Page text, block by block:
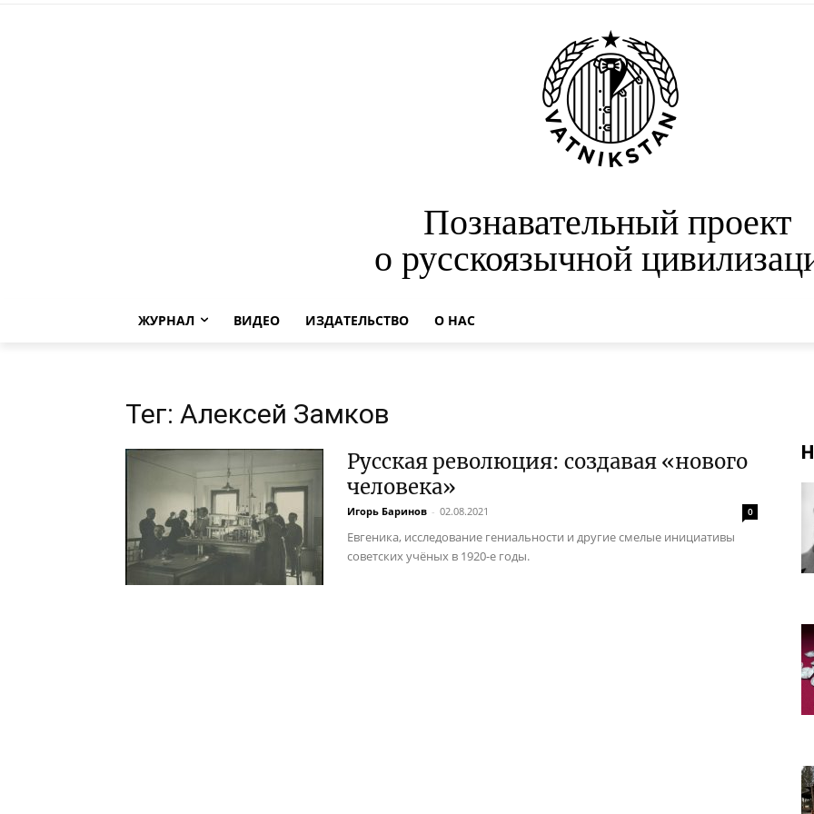
Познавательный проект
о русскоязычной
ЖУРНАЛ ВИДЕО ИЗДАТЕЛЬСТВО О НАС
Тег: Алексей Замков
Русская революция: создавая «нового
человека»
Игорь Баринов - 02.08.2021 0
Евгеника, исследование гениальности и другие смелые инициативы
советских учёных в 1920-е годы.